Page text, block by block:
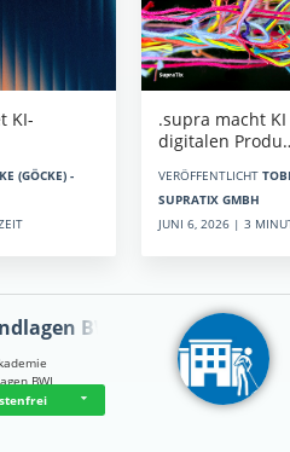
KI-
(GÖCKE) -
.supra macht
digitalen
VERÖFFENTLICHT
SUPRATIX GMBH
JUNI 6, 2026 | 3
BWL
BWL